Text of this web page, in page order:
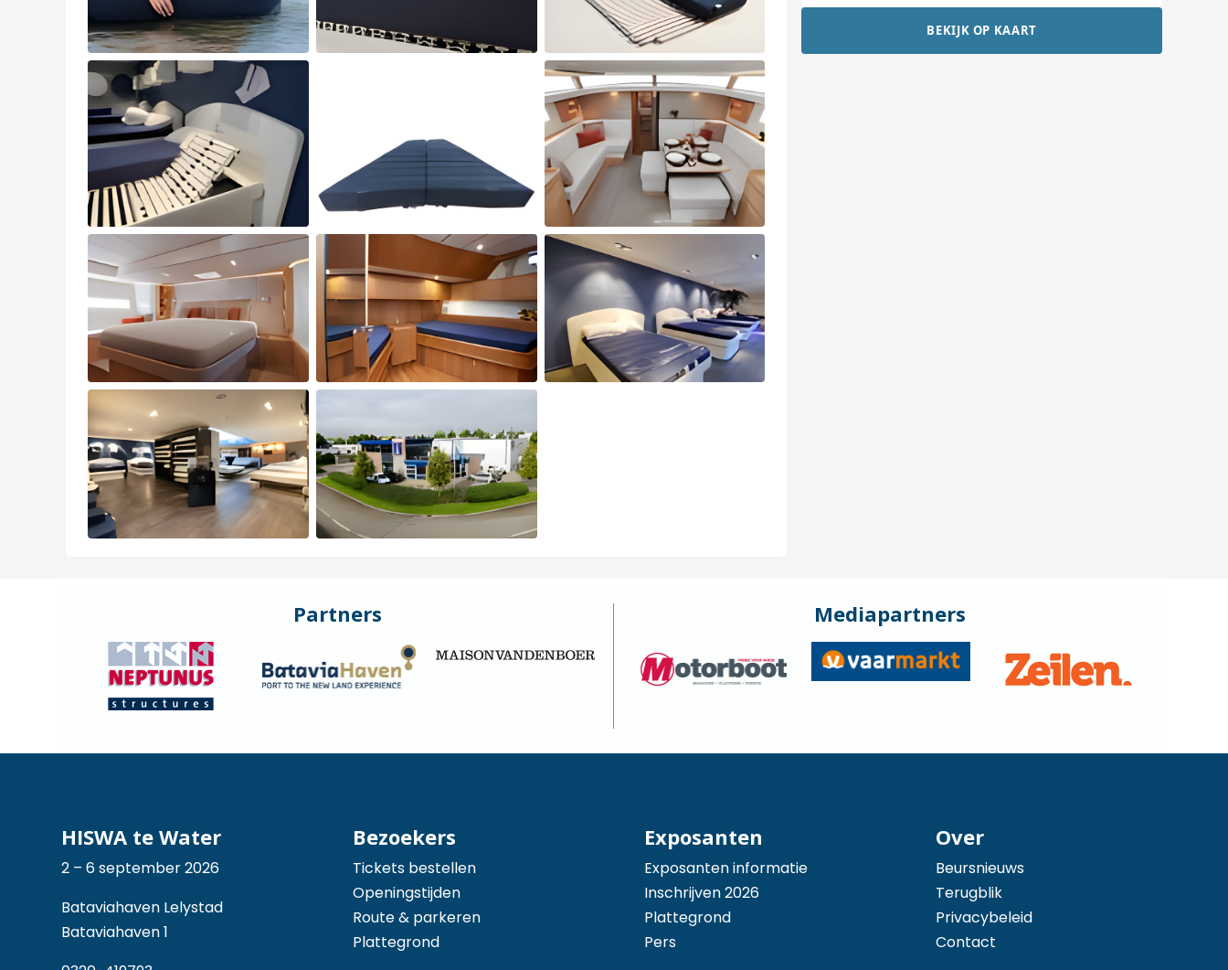
BEKIJK OP KAART
Partners Mediapartners
HISWA te Water
2 – 6 september 2026
Bataviahaven Lelystad
Bataviahaven 1
Bezoekers
Tickets bestellen
Openingstijden
Route & parkeren
Plattegrond
Exposanten
Exposanten informatie
Inschrijven 2026
Plattegrond
Pers
Over
Beursnieuws
Terugblik
Privacybeleid
Contact